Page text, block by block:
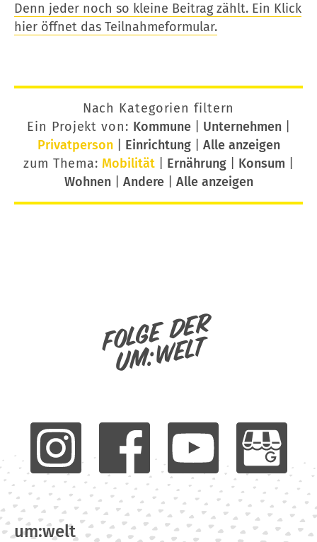
Denn jeder noch so kleine Beitrag zählt. Ein Klick
hier öffnet das Teilnahmeformular.
Nach Kategorien filtern
Ein Projekt von: Kommune| Unternehmen|
Privatperson| Einrichtung| Alle anzeigen
zum Thema: Mobilität Ernährung Konsum
Wohnen| Andere| Alle anzeigen
Folge der
um:welt
um:welt